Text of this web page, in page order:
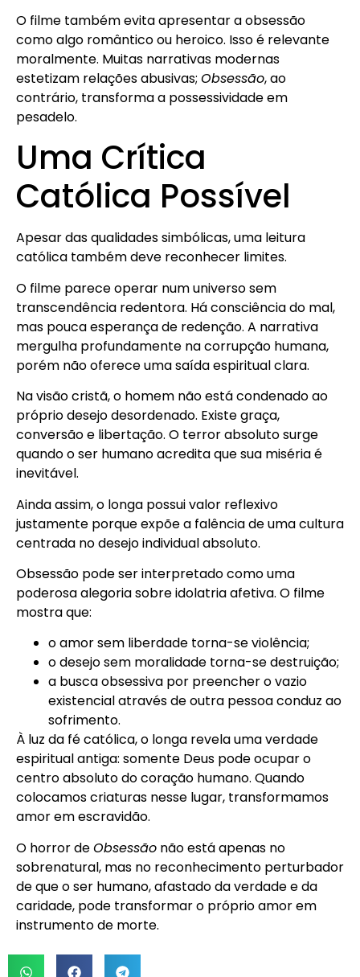
O filme também evita apresentar a obsessão
como algo romântico ou heroico. Isso é relevante
moralmente. Muitas narrativas modernas
estetizam relações abusivas; Obsessão, ao
contrário, transforma a possessividade em
pesadelo.
Uma Crítica
Católica Possível
Apesar das qualidades simbólicas, uma leitura
católica também deve reconhecer limites.
O filme parece operar num universo sem
transcendência redentora. Há consciência do mal,
mas pouca esperança de redenção. A narrativa
mergulha profundamente na corrupção humana,
porém não oferece uma saída espiritual clara.
Na visão cristã, o homem não está condenado ao
próprio desejo desordenado. Existe graça,
conversão e libertação. O terror absoluto surge
quando o ser humano acredita que sua miséria é
inevitável.
Ainda assim, o longa possui valor reflexivo
justamente porque expõe a falência de uma cultura
centrada no desejo individual absoluto.
Obsessão pode ser interpretado como uma
poderosa alegoria sobre idolatria afetiva. O filme
mostra que:
o amor sem liberdade torna-se violência;
o desejo sem moralidade torna-se destruição;
a busca obsessiva por preencher o vazio
existencial através de outra pessoa conduz ao
sofrimento.
À luz da fé católica, o longa revela uma verdade
espiritual antiga: somente Deus pode ocupar o
centro absoluto do coração humano. Quando
colocamos criaturas nesse lugar, transformamos
amor em escravidão.
O horror deObsessão não está apenas no
sobrenatural, mas no reconhecimento perturbador
de que o ser humano, afastado da verdade e da
caridade, pode transformar o próprio amor em
instrumento de morte.